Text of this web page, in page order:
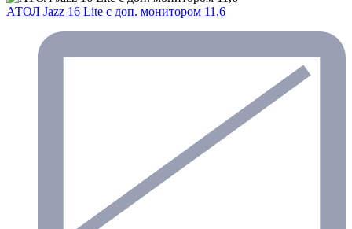
АТОЛ Jazz 16 Lite с доп. монитором 11,6